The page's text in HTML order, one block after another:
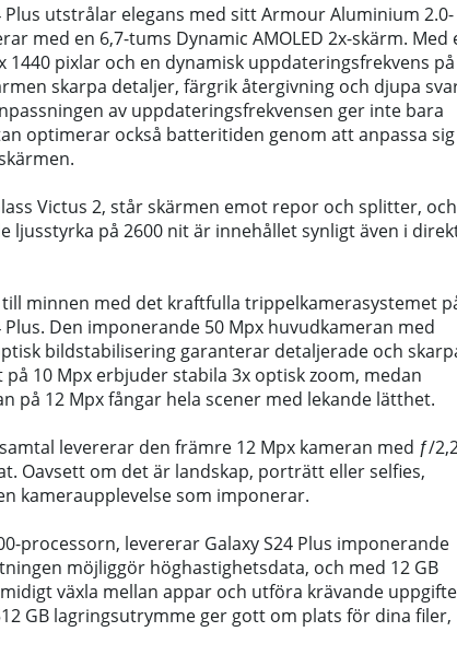
Plus utstrålar elegans med sitt Armour Aluminium 2.0-
med en 6,7-tums Dynamic AMOLED 2x-skärm. Med
1440 pixlar och en dynamisk uppdateringsfrekvens på
skarpa detaljer, färgrik återgivning och djupa
av uppdateringsfrekvensen ger inte bara
optimerar också batteritiden genom att anpassa sig
Victus 2, står skärmen emot repor och splitter, och
ljusstyrka på 2600 nit är innehållet synligt även i
minnen med det kraftfulla trippelkamerasystemet
Plus. Den imponerande 50 Mpx huvudkameran med
bildstabilisering garanterar detaljerade och
10 Mpx erbjuder stabila 3x optisk zoom, medan
på 12 Mpx fångar hela scener med lekande lätthet.
levererar den främre 12 Mpx kameran med ƒ/
Oavsett om det är landskap, porträtt eller selfies,
kameraupplevelse som imponerar.
processorn, levererar Galaxy S24 Plus imponerande
möjliggör höghastighetsdata, och med 12 GB
växla mellan appar och utföra krävande
GB lagringsutrymme ger gott om plats för dina filer,